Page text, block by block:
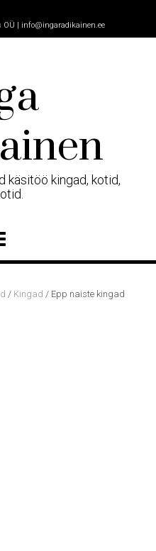
OÜ | info@ingaradikainen.ee
käsitöö kingad, kotid,
/ Kingad / Epp naiste kingad